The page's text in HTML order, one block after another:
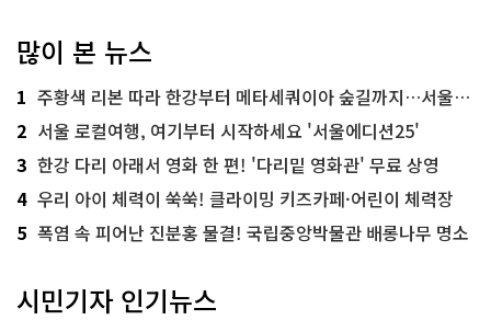
많이 본 뉴스
1 주황색 리본 따라 한강부터 메타세쿼이아 숲길까지…서울둘레길 15코스
2 서울 로컬여행, 여기부터 시작하세요 '서울에디션25'
3 한강 다리 아래서 영화 한 편! '다리밑 영화관' 무료 상영
4 우리 아이 체력이 쑥쑥! 클라이밍 키즈카페·어린이 체력장
5 폭염 속 피어난 진분홍 물결! 국립중앙박물관 배롱나무 명소
시민기자 인기뉴스